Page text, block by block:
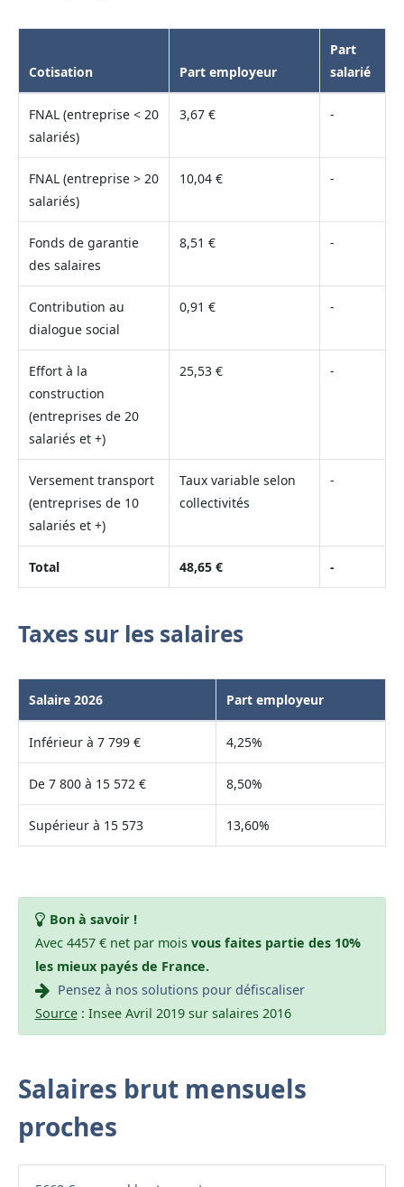
Cotisation Part employeur
Part
salarié
FNAL (entreprise < 20
salariés)
3,67 € -
FNAL (entreprise > 20
salariés)
10,04 € -
Fonds de garantie
des salaires
8,51 € -
Contribution au
dialogue social
0,91 € -
Effort à la
construction
(entreprises de 20
salariés et +)
25,53 € -
Versement transport
(entreprises de 10
salariés et +)
Taux variable selon
collectivités
-
Total 48,65 € -
Taxes sur les salaires
Salaire 2026 Part employeur
Inférieur à 7 799 € 4,25%
De 7 800 à 15 572 € 8,50%
Supérieur à 15 573 13,60%
Bon à savoir !
Avec 4457 € net par mois vous faites partie des 10%
les mieux payés de France.
Pensez à nos solutions pour défiscaliser
Source: Insee Avril 2019 sur salaires 2016
Salaires brut mensuels
proches